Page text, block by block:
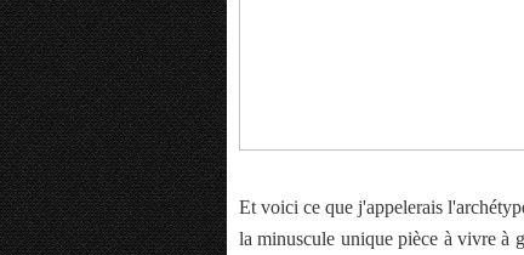
Et voici ce que j'appelerais
la minuscule unique pièce à vivre à